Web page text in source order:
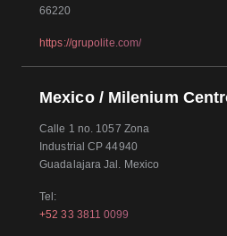
66220
https://grupolite.com/
Mexico / Milenium
Calle 1 no. 1057 Zona
Industrial CP 44940
Guadalajara Jal. Mexico
Tel:
+52 33 3811 0099